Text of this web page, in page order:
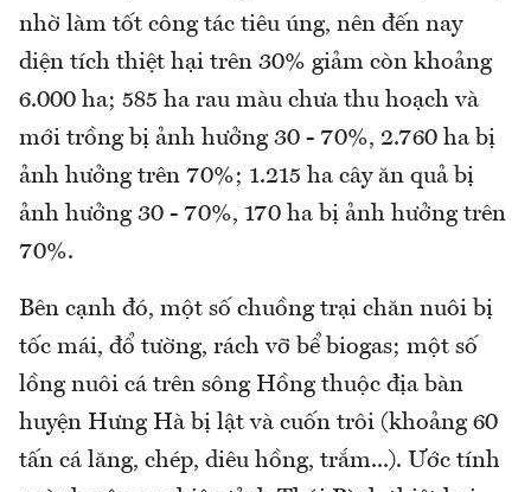
nhờ làm tốt công tác tiêu úng, nên đến nay
diện tích thiệt hại trên 30% giảm còn khoảng
6.000 ha; 585 ha rau màu chưa thu hoạch và
mới trồng bị ảnh hưởng 30 - 70%, 2.760 ha bị
ảnh hưởng trên 70%; 1.215 ha cây ăn quả bị
ảnh hưởng 30 - 70%, 170 ha bị ảnh hưởng trên
70%.
Bên cạnh đó, một số chuồng trại chăn nuôi bị
tốc mái, đổ tường, rách vỡ bể biogas; một số
lồng nuôi cá trên sông Hồng thuộc địa bàn
huyện Hưng Hà bị lật và cuốn trôi (khoảng 60
tấn cá lăng, chép, diêu hồng, trắm...). Ước tính